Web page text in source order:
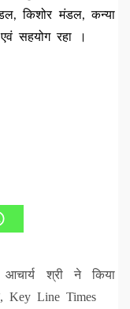
किशोर मंडल, कन्या
सहयोग रहा ।
श्री ने किया
Key Line Times